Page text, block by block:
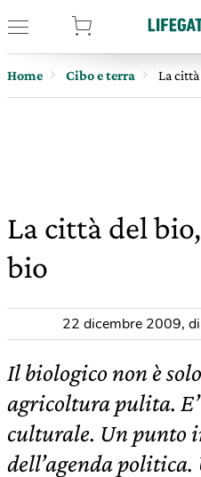
Home Cibo e terra La
La città del
bio
22 dicembre 2009,
Il biologico non è
agricoltura pulita. E’
culturale. Un punto
dell’agenda